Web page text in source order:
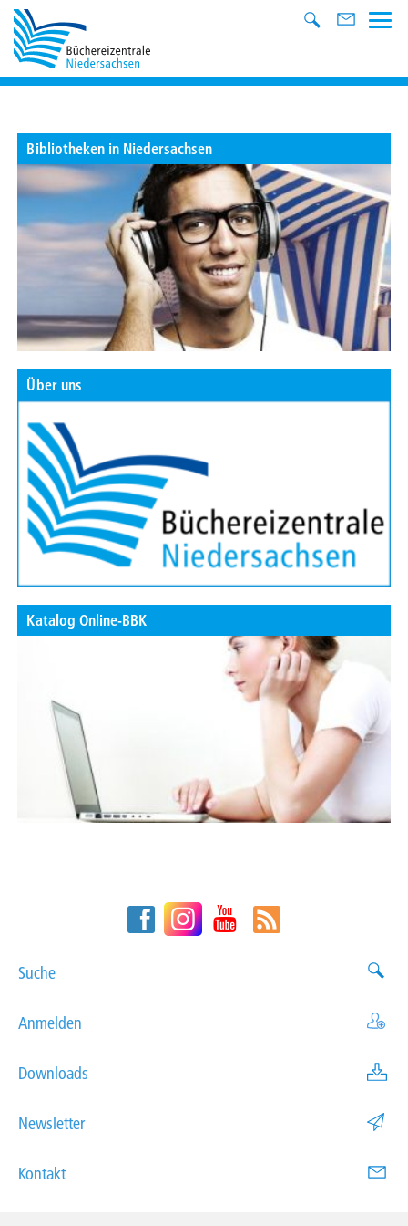
Bibliotheken in Niedersachsen
Über uns
Katalog Online-BBK
Suche
Anmelden
Downloads
Newsletter
Kontakt